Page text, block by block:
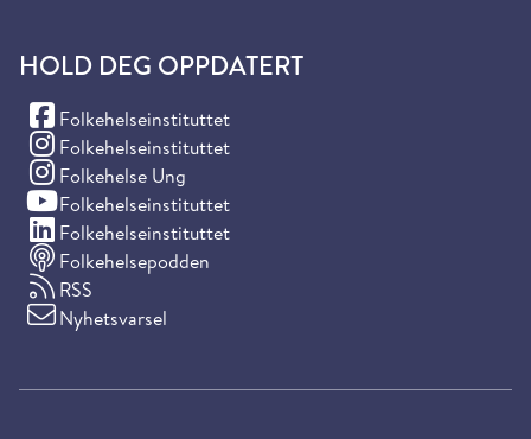
HOLD DEG OPPDATERT
Folkehelseinstituttet
(Facebook)
Folkehelseinstituttet
(Instagram)
Folkehelse Ung
(Instagram)
Folkehelseinstituttet
(YouTube)
Folkehelseinstituttet
(LinkedIn)
Folkehelsepodden
RSS
Nyhetsvarsel